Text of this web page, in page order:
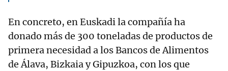
En concreto, en Euskadi la compañía ha
donado más de 300 toneladas de productos de
primera necesidad a los Bancos de Alimentos
de Álava, Bizkaia y Gipuzkoa, con los que